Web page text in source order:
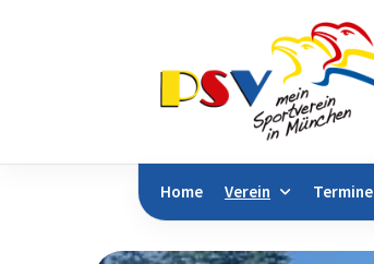
Home Verein Termine